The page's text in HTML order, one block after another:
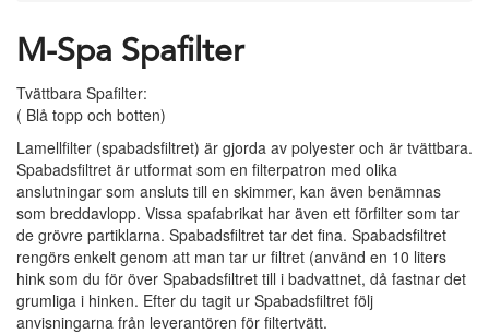
M-Spa Spafilter
Tvättbara Spafilter:
( Blå topp och botten)
Lamellfilter (spabadsfiltret) är gjorda av polyester och är tvättbara.
Spabadsfiltret är utformat som en filterpatron med olika
anslutningar som ansluts till en skimmer, kan även benämnas
som breddavlopp. Vissa spafabrikat har även ett förfilter som tar
de grövre partiklarna. Spabadsfiltret tar det fina. Spabadsfiltret
rengörs enkelt genom att man tar ur filtret (använd en 10 liters
hink som du för över Spabadsfiltret till i badvattnet, då fastnar det
grumliga i hinken. Efter du tagit ur Spabadsfiltret följ
anvisningarna från leverantören för filtertvätt.